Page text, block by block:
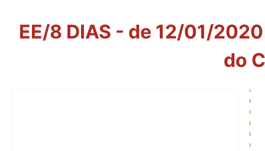
EE/8 DIAS - de 12/01/
do